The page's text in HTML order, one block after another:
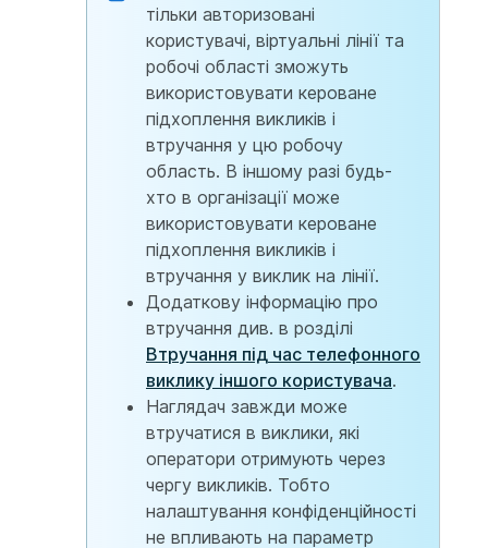
тільки авторизовані
користувачі, віртуальні лінії та
робочі області зможуть
використовувати кероване
підхоплення викликів і
втручання у цю робочу
область. В іншому разі будь-
хто в організації може
використовувати кероване
підхоплення викликів і
втручання у виклик на лінії.
Додаткову інформацію про
втручання див. в розділі
Втручання під час телефонного
виклику іншого користувача.
Наглядач завжди може
втручатися в виклики, які
оператори отримують через
чергу викликів. Тобто
налаштування конфіденційності
не впливають на параметр